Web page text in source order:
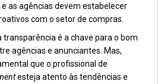
as agências devem estabelecer
com o setor de compras.
transparência é a chave para o bom
agências e anunciantes. Mas,
que o profissional de
esteja atento às tendências e